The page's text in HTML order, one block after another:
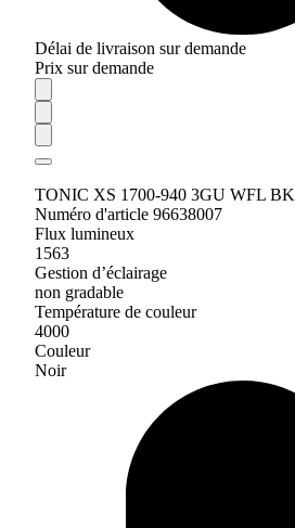
Délai de livraison sur demande
Prix sur demande
TONIC XS 1700-940 3GU WFL BK
Numéro d'article 96638007
Flux lumineux
1563
Gestion d’éclairage
non gradable
Température de couleur
4000
Couleur
Noir